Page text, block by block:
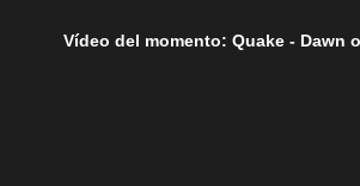
Vídeo del momento: Quake - Dawn